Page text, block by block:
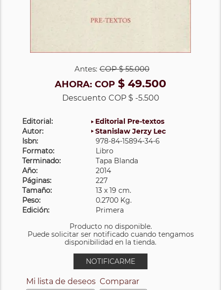
Antes: COP$ 55.000
AHORA: COP $ 49.500
Descuento COP $ -5.500
Editorial:
Editorial Pre-textos
Autor:
Stanislaw Jerzy Lec
Isbn:
978-84-15894-34-6
Formato:
Libro
Terminado:
Tapa Blanda
Año:
2014
Páginas:
227
Tamaño:
13 x 19 cm.
Peso:
0.2700 Kg.
Edición:
Primera
Producto no disponible.
Puede solicitar ser notificado cuando tengamos
disponibilidad en la tienda.
NOTIFICARME
Mi lista de deseos Comparar